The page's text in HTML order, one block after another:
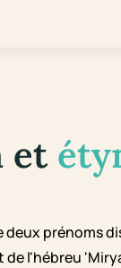
et
deux prénoms
de l'hébreu